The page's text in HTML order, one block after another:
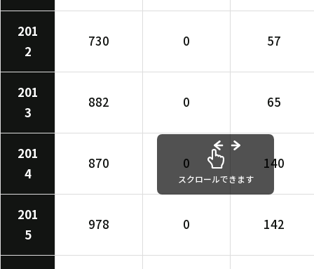
201
2
730 0 57
201
3
882 0 65
201
4
870 0 140
201
5
978 0 142
スクロールできます